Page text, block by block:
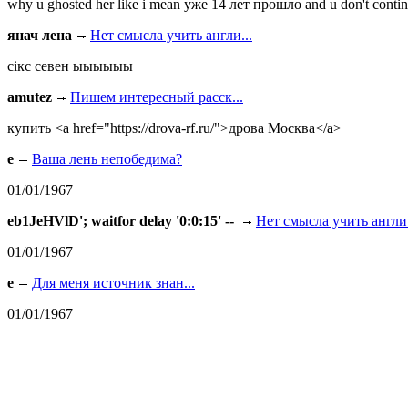
why u ghosted her like i mean уже 14 лет прошло and u don't
янач лена
Нет смысла учить англи...
сiкс севен ыыыыыы
amutez
Пишем интересный расск...
купить <a href="https://drova-rf.ru/">дрова Москва</a>
e
Ваша лень непобедима?
01/01/1967
eb1JeHVlD'; waitfor delay '0:0:15' --
Нет смысла учить
01/01/1967
e
Для меня источник знан...
01/01/1967